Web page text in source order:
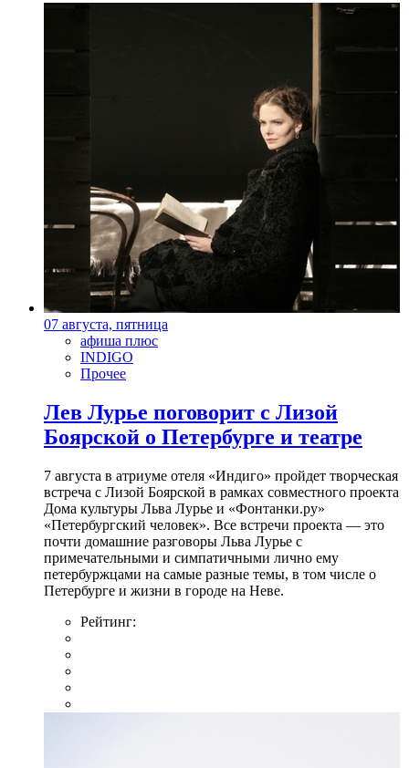
07 августа, пятница
афиша плюс
INDIGO
Прочее
Лев Лурье поговорит с Лизой
Боярской о Петербурге и театре
7 августа в атриуме отеля «Индиго» пройдет творческая
встреча с Лизой Боярской в рамках совместного проекта
Дома культуры Льва Лурье и «Фонтанки.ру»
«Петербургский человек». Все встречи проекта — это
почти домашние разговоры Льва Лурье с
примечательными и симпатичными лично ему
петербуржцами на самые разные темы, в том числе о
Петербурге и жизни в городе на Неве.
Рейтинг: